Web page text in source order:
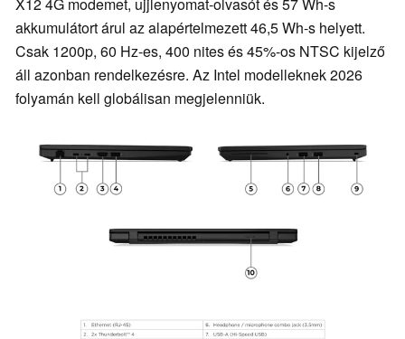
akkumulátort árul az alapértelmezett 46,5 Wh-s helyett.
Csak 1200p, 60 Hz-es, 400 nites és 45%-os NTSC kijelző
áll azonban rendelkezésre. Az Intel modelleknek 2026
folyamán kell globálisan megjelenniük.